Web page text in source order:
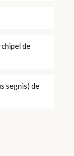
de
segnis) de